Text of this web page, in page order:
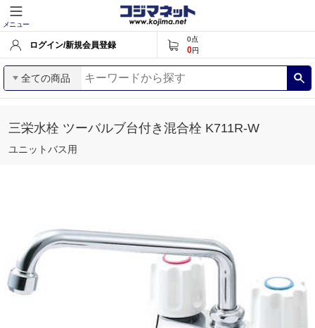
メニュー
ログイン/新規会員登録
0点
0円
全ての商品
三栄水栓 ツーバルブ台付き混合栓 K711R-W
ユニットバス用